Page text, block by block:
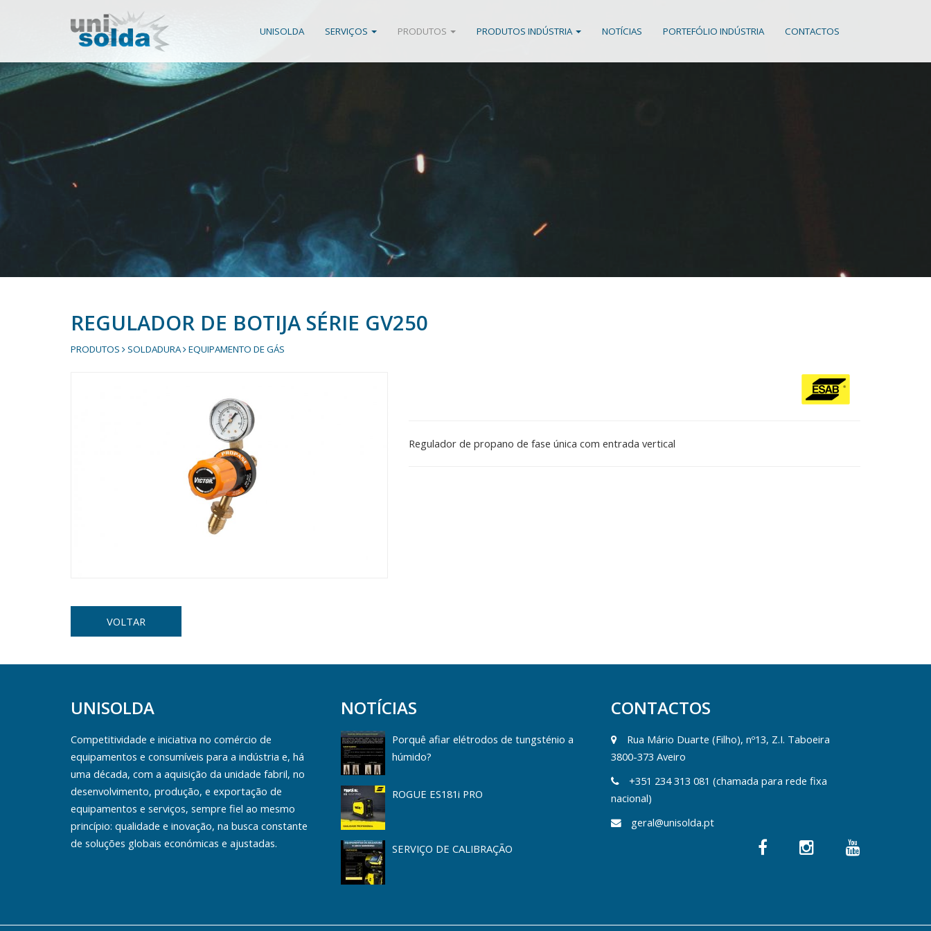
UNISOLDA SERVIÇOS PRODUTOS PRODUTOS INDÚSTRIA NOTÍCIAS PORTEFÓLIO INDÚSTRIA CONTACTOS
REGULADOR DE BOTIJA SÉRIE GV250
PRODUTOS SOLDADURA EQUIPAMENTO DE GÁS
Regulador de propano de fase única com entrada vertical
VOLTAR
UNISOLDA
Competitividade e iniciativa no comércio de
equipamentos e consumíveis para a indústria e, há
uma década, com a aquisição da unidade fabril, no
desenvolvimento, produção, e exportação de
equipamentos e serviços, sempre fiel ao mesmo
princípio: qualidade e inovação, na busca constante
de soluções globais económicas e ajustadas.
NOTÍCIAS
Porquê afiar elétrodos de tungsténio a
húmido?
ROGUE ES181i PRO
SERVIÇO DE CALIBRAÇÃO
CONTACTOS
Rua Mário Duarte (Filho), nº13, Z.I. Taboeira
3800-373 Aveiro
+351 234 313 081 (chamada para rede fixa
nacional)
geral@unisolda.pt